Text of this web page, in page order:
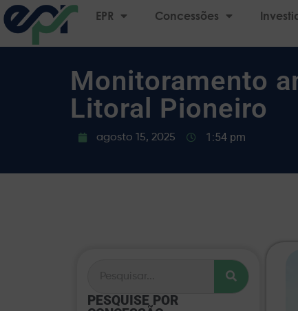
EPR Concessões
Monitoramento
Litoral Pioneiro
agosto 15, 2025 1:54 pm
PESQUISE POR